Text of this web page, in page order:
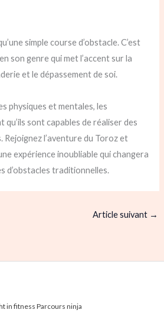
simple course d’obstacle. C’est
son genre qui met l’accent sur la
et le dépassement de soi.
physiques et mentales, les
sont capables de réaliser des
l’aventure du Toroz et
expérience inoubliable qui changera
d’obstacles traditionnelles.
Article suivant →